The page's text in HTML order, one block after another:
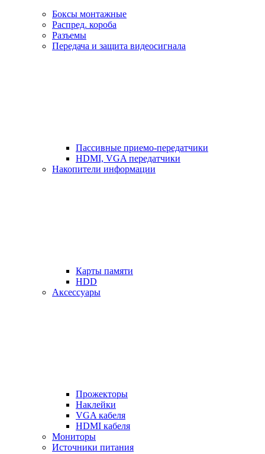
Боксы монтажные
Распред. короба
Разъемы
Передача и защита видеосигнала
Пассивные приемо-передатчики
HDMI, VGA передатчики
Накопители информации
Карты памяти
HDD
Аксессуары
Прожекторы
Наклейки
VGA кабеля
HDMI кабеля
Мониторы
Источники питания